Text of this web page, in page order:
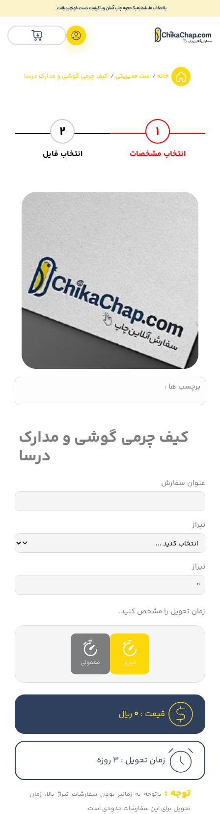
با انتخاب ما، شما به یک تجربه چاپ آسان و با کیفیت دست خواهید یافت...
خانه ست مدیریتی کیف چرمی گوشی و مدارک درسا
1
انتخاب مشخصات
2
انتخاب فایل
برچسب ها :
کیف چرمی گوشی و مدارک
درسا
عنوان سفارش
تیراژ
تیراژ
زمان تحویل را مشخص کنید.
فوری معمولی
قیمت : 0 ریال
زمان تحویل : 3 روزه
توجه : باتوجه به زمانبر بودن سفارشات تیراژ بالا، زمان
تحویل برای این سفارشات حدودی است.